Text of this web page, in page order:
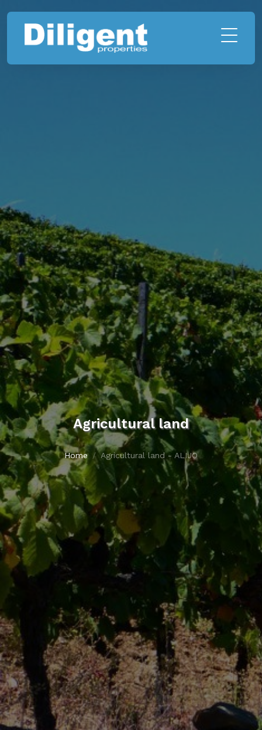
Agricultural land
Home Agricultural land - ALIJO